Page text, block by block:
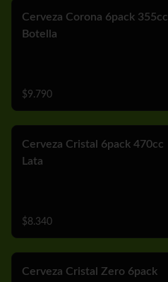
Cerveza Corona 6pack 355cc
Botella
$9.790
Cerveza Cristal 6pack 470cc
Lata
$8.340
Cerveza Cristal Zero 6pack